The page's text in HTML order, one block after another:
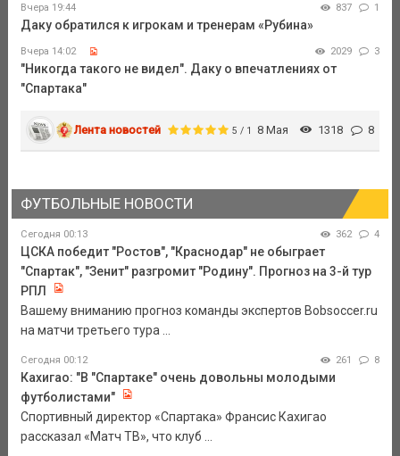
Вчера 19:44 837 1
Даку обратился к игрокам и тренерам «Рубина»
Вчера 14:02 2029 3
"Никогда такого не видел". Даку о впечатлениях от
"Спартака"
Лента новостей 5 / 1 8 Мая 1318 8
ФУТБОЛЬНЫЕ НОВОСТИ
Сегодня 00:13 362 4
ЦСКА победит "Ростов", "Краснодар" не обыграет
"Спартак", "Зенит" разгромит "Родину". Прогноз на 3-й тур
РПЛ
Вашему вниманию прогноз команды экспертов Bobsoccer.ru
на матчи третьего тура ...
Сегодня 00:12 261 8
Кахигао: "В "Спартаке" очень довольны молодыми
футболистами"
Спортивный директор «Спартака» Франсис Кахигао
рассказал «Матч ТВ», что клуб ...